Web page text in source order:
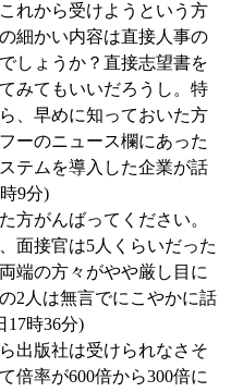
れから受けようという方
細かい内容は直接人事の
しょうか？直接志望書を
みてもいいだろうし。特
、早めに知っておいた方
ーのニュース欄にあった
テムを導入した企業が話
9分)
方がんばってください。
面接官は5人くらいだった
端の方々がやや厳し目に
2人は無言でにこやかに話
17時36分)
出版社は受けられなさそ
倍率が600倍から300倍に